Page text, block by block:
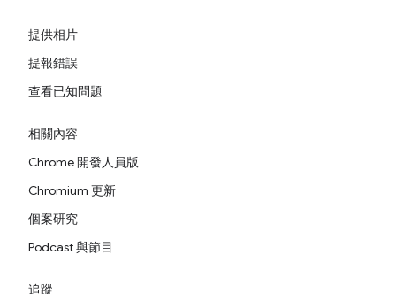
提供相片
提報錯誤
查看已知問題
相關內容
Chrome 開發人員版
Chromium 更新
個案研究
Podcast 與節目
追蹤